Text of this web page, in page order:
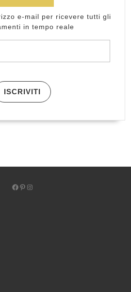
e-mail per ricevere tutti gli
in tempo reale
ISCRIVITI
Facebook
Pinterest
Instagram